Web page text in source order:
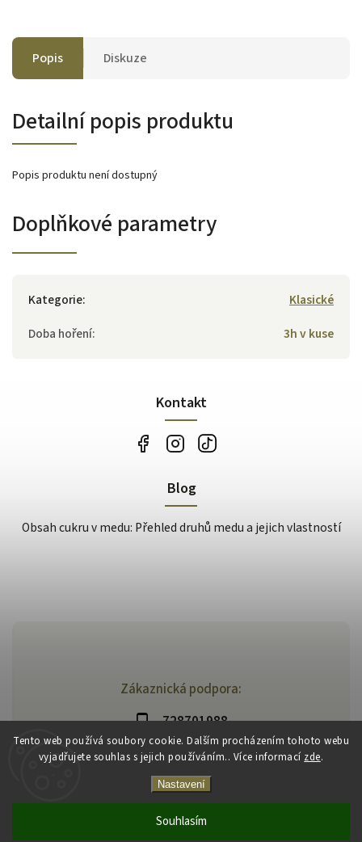
Tento web používá soubory cookie. Dalším procházením tohoto webu
vyjadřujete souhlas s jejich používáním.. Více informací zde.
Nastavení
Souhlasím
Popis Diskuze
Detailní popis produktu
Popis produktu není dostupný
Doplňkové parametry
Kategorie:
Klasické
Doba hoření: 3h v kuse
Zákaznická podpora:
728701988
Kontakt
Blog
Obsah cukru v medu: Přehled druhů medu a jejich vlastností